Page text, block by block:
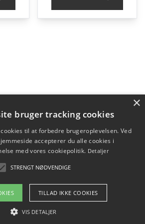
kr. 399,00.kr.
×
bruger tracking cookies
til at forbedre brugeroplevelsen. Ved
accepterer du alle cookies i
med vores cookiepolitik. Detaljer
STRENGT NØDVENDIGE
TILLAD IKKE COOKIES
VIS DETALJER